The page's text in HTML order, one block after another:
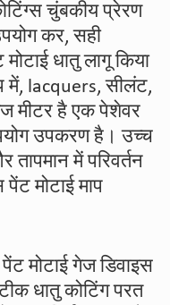
चुंबकीय प्रेरण
कर, सही
धातु लागू किया
में, lacquers, सीलंट,
मीटर है एक पेशेवर
उपकरण है। उच्च
में परिवर्तन
मोटाई माप
मोटाई गेज डिवाइस
धातु कोटिंग परत